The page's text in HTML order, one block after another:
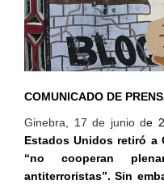
COMUNICADO DE
Ginebra, 17 de junio de
Estados Unidos retiró a
“no cooperan
antiterroristas”. Sin